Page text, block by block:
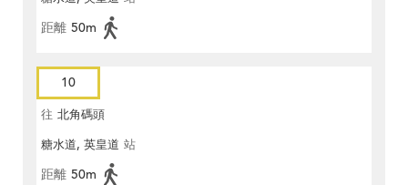
距離 50m
10
往 北角碼頭
糖水道, 英皇道 站
距離 50m